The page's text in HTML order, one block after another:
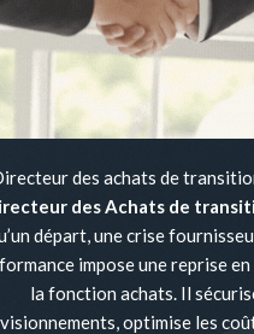
des achats de
des Achats de
départ, une crise
impose une reprise
la fonction achats. Il
optimise les